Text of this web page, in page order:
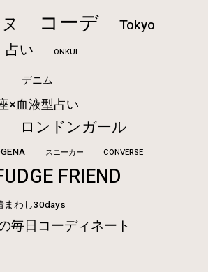
コーデ Tokyo
占い ONKUL
デニム
×血液型占い
ロンドンガール
スニーカー CONVERSE
FRIEND
まわし30days
毎日コーディネート